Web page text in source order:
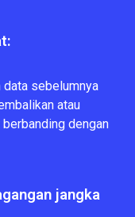
data sebelumnya
atau
dengan
jangka